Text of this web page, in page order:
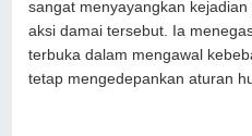
sangat menyayangkan
aksi damai tersebut. Ia
terbuka dalam mengawal
tetap mengedepankan aturan